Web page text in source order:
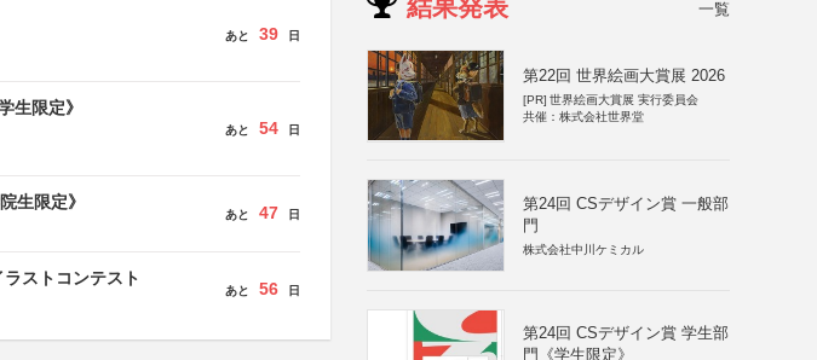
あと 39 日
生限定》
あと 54 日
生限定》
あと 47 日
ストコンテスト
あと 56 日
結果発表 一覧
第22回 世界絵画大賞展 2026
[PR] 世界絵画大賞展 実行委員会
共催：株式会社世界堂
第24回 CSデザイン賞 一般部
門
株式会社中川ケミカル
第24回 CSデザイン賞 学生部
門《学生限定》